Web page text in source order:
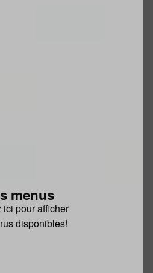
menus
pour afficher
disponibles!